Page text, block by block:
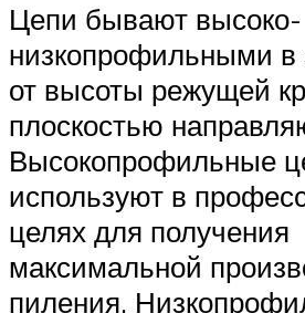
Цепи бывают
низкопрофильными в
от высоты режущей
плоскостью
Высокопрофильные
используют в
целях для получения
максимальной
пиления.